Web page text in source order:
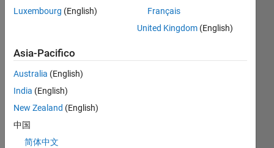
e a
pro
gra
Luxembourg (English)
Français
United Kingdom(English)
Asia-Pacifico
Australia (English)
India (English)
New Zealand (English)
中国
简体中文